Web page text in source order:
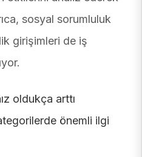
sosyal sorumluluk
girişimleri de iş
oldukça arttı
önemli ilgi